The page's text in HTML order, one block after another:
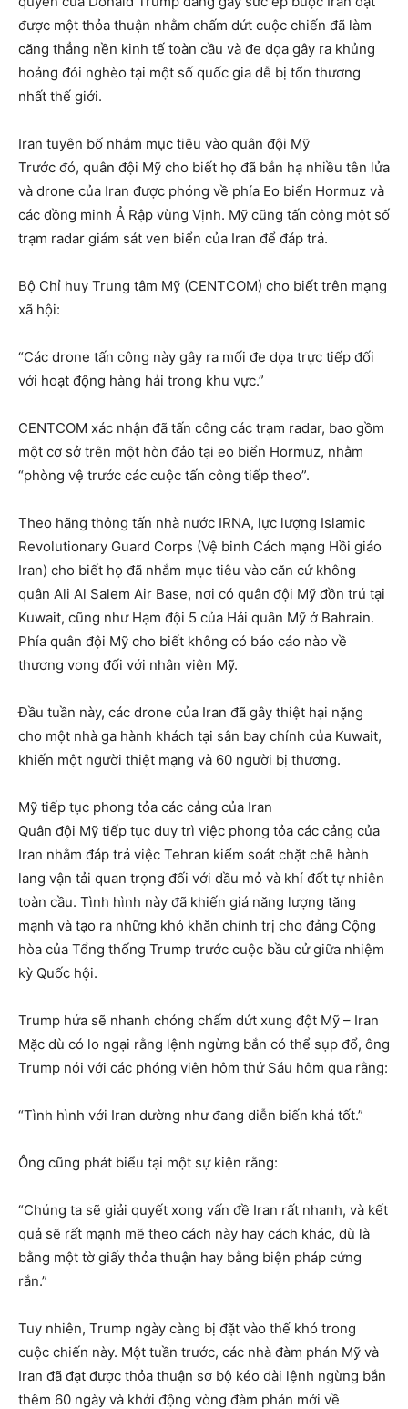
được một thỏa thuận nhằm chấm dứt cuộc chiến đã làm
căng thẳng nền kinh tế toàn cầu và đe dọa gây ra khủng
hoảng đói nghèo tại một số quốc gia dễ bị tổn thương
nhất thế giới.
Iran tuyên bố nhắm mục tiêu vào quân đội Mỹ
Trước đó, quân đội Mỹ cho biết họ đã bắn hạ nhiều tên lửa
và drone của Iran được phóng về phía Eo biển Hormuz và
các đồng minh Ả Rập vùng Vịnh. Mỹ cũng tấn công một số
trạm radar giám sát ven biển của Iran để đáp trả.
Bộ Chỉ huy Trung tâm Mỹ (CENTCOM) cho biết trên mạng
xã hội:
“Các drone tấn công này gây ra mối đe dọa trực tiếp đối
với hoạt động hàng hải trong khu vực.”
CENTCOM xác nhận đã tấn công các trạm radar, bao gồm
một cơ sở trên một hòn đảo tại eo biển Hormuz, nhằm
“phòng vệ trước các cuộc tấn công tiếp theo”.
Theo hãng thông tấn nhà nước IRNA, lực lượng Islamic
Revolutionary Guard Corps (Vệ binh Cách mạng Hồi giáo
Iran) cho biết họ đã nhắm mục tiêu vào căn cứ không
quân Ali Al Salem Air Base, nơi có quân đội Mỹ đồn trú tại
Kuwait, cũng như Hạm đội 5 của Hải quân Mỹ ở Bahrain.
Phía quân đội Mỹ cho biết không có báo cáo nào về
thương vong đối với nhân viên Mỹ.
Đầu tuần này, các drone của Iran đã gây thiệt hại nặng
cho một nhà ga hành khách tại sân bay chính của Kuwait,
khiến một người thiệt mạng và 60 người bị thương.
Mỹ tiếp tục phong tỏa các cảng của Iran
Quân đội Mỹ tiếp tục duy trì việc phong tỏa các cảng của
Iran nhằm đáp trả việc Tehran kiểm soát chặt chẽ hành
lang vận tải quan trọng đối với dầu mỏ và khí đốt tự nhiên
toàn cầu. Tình hình này đã khiến giá năng lượng tăng
mạnh và tạo ra những khó khăn chính trị cho đảng Cộng
hòa của Tổng thống Trump trước cuộc bầu cử giữa nhiệm
kỳ Quốc hội.
Trump hứa sẽ nhanh chóng chấm dứt xung đột Mỹ – Iran
Mặc dù có lo ngại rằng lệnh ngừng bắn có thể sụp đổ, ông
Trump nói với các phóng viên hôm thứ Sáu hôm qua rằng:
“Tình hình với Iran dường như đang diễn biến khá tốt.”
Ông cũng phát biểu tại một sự kiện rằng:
“Chúng ta sẽ giải quyết xong vấn đề Iran rất nhanh, và kết
quả sẽ rất mạnh mẽ theo cách này hay cách khác, dù là
bằng một tờ giấy thỏa thuận hay bằng biện pháp cứng
rắn.”
Tuy nhiên, Trump ngày càng bị đặt vào thế khó trong
cuộc chiến này. Một tuần trước, các nhà đàm phán Mỹ và
Iran đã đạt được thỏa thuận sơ bộ kéo dài lệnh ngừng bắn
thêm 60 ngày và khởi động vòng đàm phán mới về